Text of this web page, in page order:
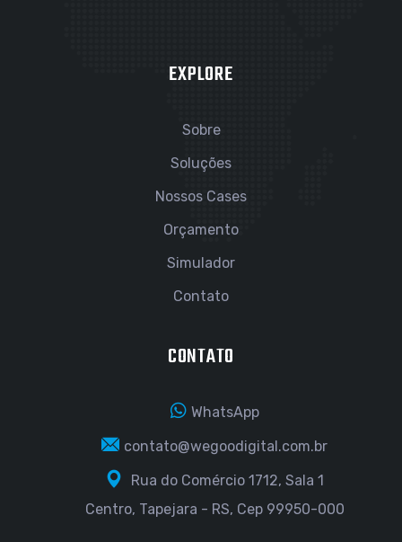
EXPLORE
Sobre
Soluções
Nossos Cases
Orçamento
Simulador
Contato
CONTATO
WhatsApp
contato@wegoodigital.com.br
Rua do Comércio 1712, Sala 1
Centro, Tapejara - RS, Cep 99950-000